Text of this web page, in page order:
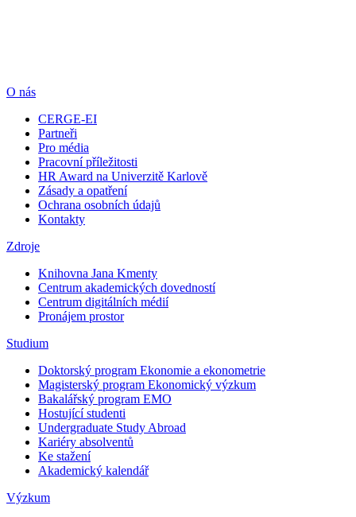
O nás
CERGE-EI
Partneři
Pro média
Pracovní příležitosti
HR Award na Univerzitě Karlově
Zásady a opatření
Ochrana osobních údajů
Kontakty
Zdroje
Knihovna Jana Kmenty
Centrum akademických dovedností
Centrum digitálních médií
Pronájem prostor
Studium
Doktorský program Ekonomie a ekonometrie
Magisterský program Ekonomický výzkum
Bakalářský program EMO
Hostující studenti
Undergraduate Study Abroad
Kariéry absolventů
Ke stažení
Akademický kalendář
Výzkum